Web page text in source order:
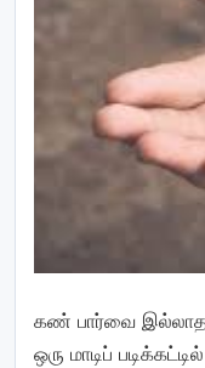
கண் பார்வை இல்லாத
ஒரு மாடிப்